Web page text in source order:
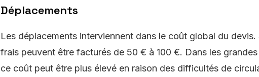
Déplacements
Les déplacements interviennent dans le coût global du
frais peuvent être facturés de 50 € à 100 €. Dans les
ce coût peut être plus élevé en raison des difficultés de